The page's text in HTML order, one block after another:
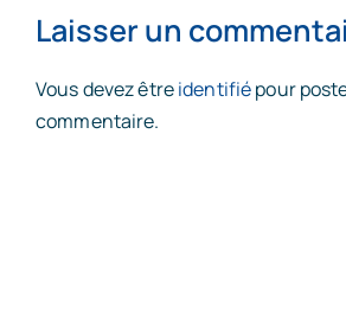
Laisser un
Vous devez êtreidentifiépour
commentaire.